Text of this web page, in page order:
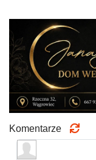
Komentarze